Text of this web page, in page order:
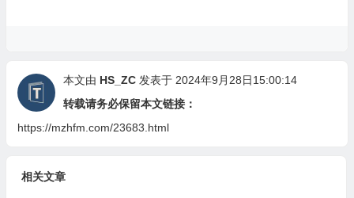
本文由 HS_ZC发表于 2024年9月28日15:00:14
转载请务必保留本文链接：
https://mzhfm.com/23683.html
相关文章